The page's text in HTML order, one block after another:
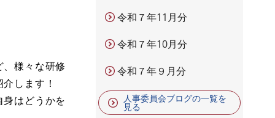
様々な研修
します！
はどうかを
令和７年11月分
令和７年10月分
令和７年９月分
人事委員会ブログの一覧を
見る